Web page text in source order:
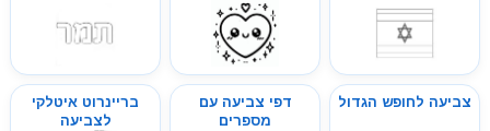
צביעה לחופש הגדול
דפי צביעה עם
מספרים
בריינרוט איטלקי
לצביעה